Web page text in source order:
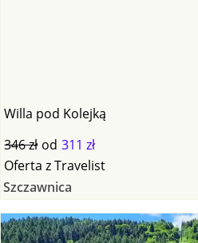
Willa pod Kolejką
346 zł od 311 zł
Oferta zTravelist
Szczawnica